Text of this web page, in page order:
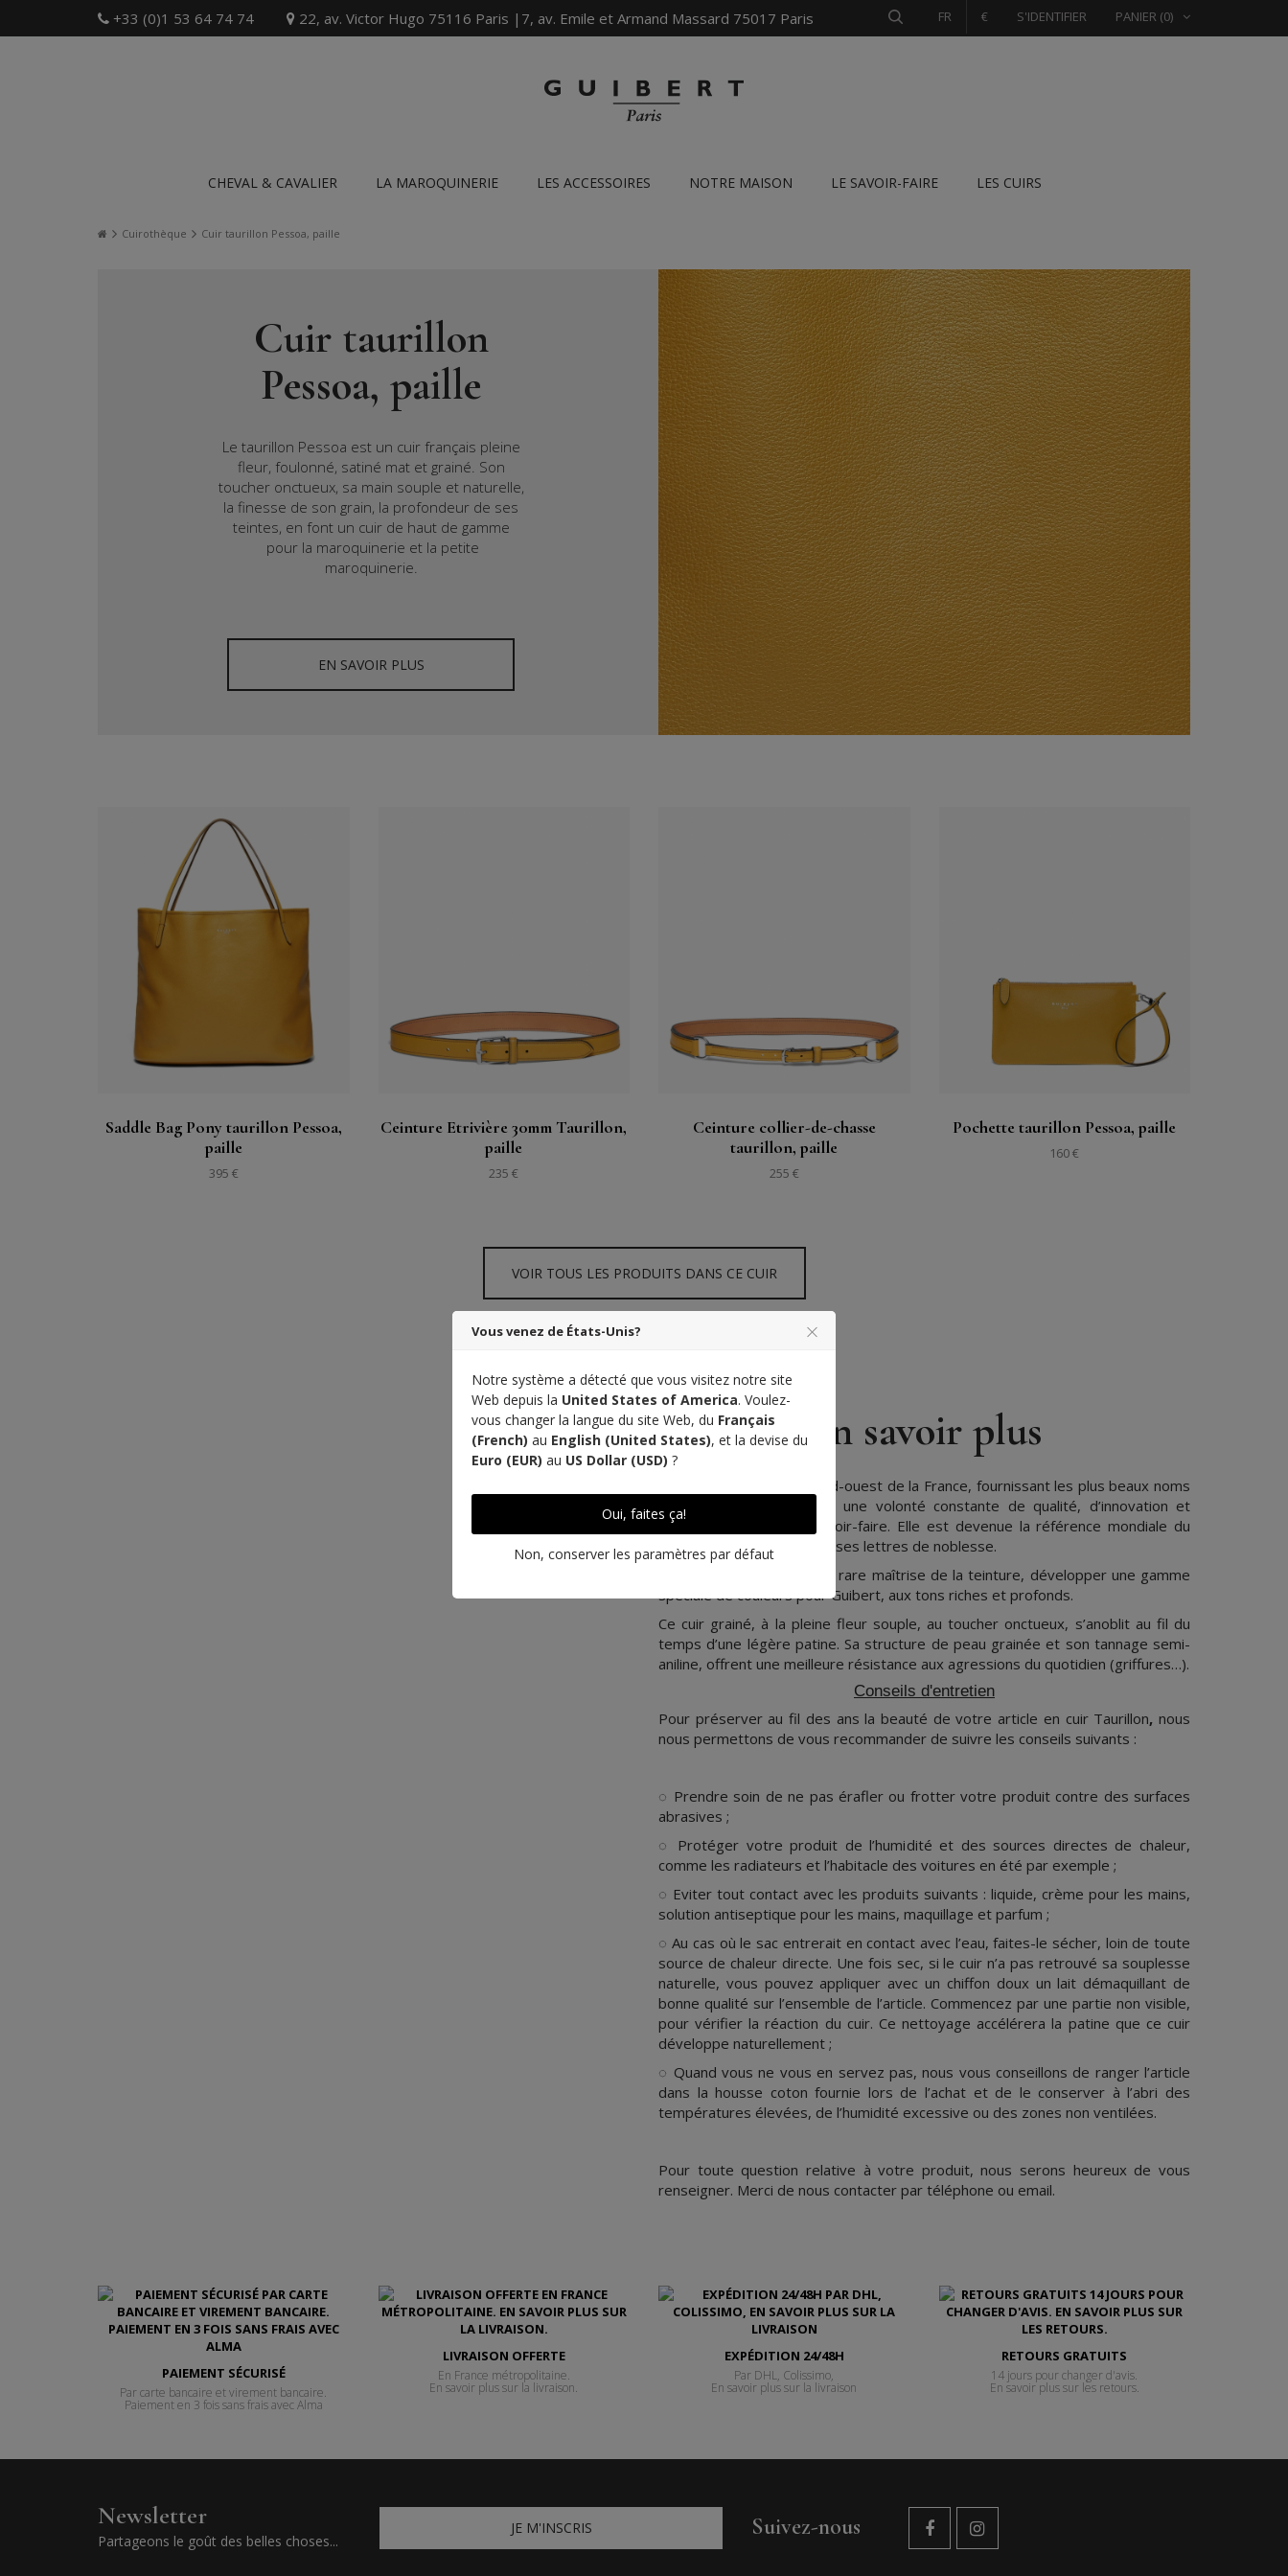
+33 (0)1 53 64 74 74 22, av. Victor Hugo 75116 Paris |7, av. Emile et Armand Massard 75017 Paris PANIER (0)
S'IDENTIFIER
€
FR
CHEVAL & CAVALIER LA MAROQUINERIE LES ACCESSOIRES NOTRE MAISON LE SAVOIR-FAIRE LES CUIRS
Cuirothèque Cuir taurillon Pessoa, paille
Cuir taurillon
Pessoa, paille
Le taurillon Pessoa est un cuir français pleine
fleur, foulonné, satiné mat et grainé. Son
toucher onctueux, sa main souple et naturelle,
la finesse de son grain, la profondeur de ses
teintes, en font un cuir de haut de gamme
pour la maroquinerie et la petite
maroquinerie.
agressions du quotidien (griffures etc.). Il se
patinera légèrement avec le temps.
Nous avons développé avec le tanneur du
EN SAVOIR PLUS
Saddle Bag Pony taurillon Pessoa,
paille
395 €
Voir
Ceinture Etrivière 30mm Taurillon,
paille
235 €
Voir Acheter
Ceinture collier-de-chasse
taurillon, paille
255 €
Acheter
Pochette taurillon Pessoa, paille
160 €
VOIR TOUS LES PRODUITS DANS CE CUIR
En savoir plus
Créée en 1927 dans le sud-ouest de la France, fournissant les plus beaux noms
du luxe, cette tannerie a une volonté constante de qualité, d’innovation et
d’amélioration de son savoir-faire. Elle est devenue la référence mondiale du
taurillon, à qui elle a donné ses lettres de noblesse.
Nous avons pu grâce à sa rare maîtrise de la teinture, développer une gamme
spéciale de couleurs pour Guibert, aux tons riches et profonds.
Ce cuir grainé, à la pleine fleur souple, au toucher onctueux, s’anoblit au fil du
temps d’une légère patine. Sa structure de peau grainée et son tannage semi-
aniline, offrent une meilleure résistance aux agressions du quotidien (griffures…).
Conseils d'entretien
Pour préserver au fil des ans la beauté de votre article en cuir Taurillon,nous
nous permettons de vous recommander de suivre les conseils suivants :
◌ Prendre soin de ne pas érafler ou frotter votre produit contre des surfaces
abrasives ;
◌ Protéger votre produit de l’humidité et des sources directes de chaleur,
comme les radiateurs et l’habitacle des voitures en été par exemple ;
◌ Eviter tout contact avec les produits suivants : liquide, crème pour les mains,
solution antiseptique pour les mains, maquillage et parfum ;
◌ Au cas où le sac entrerait en contact avec l’eau, faites-le sécher, loin de toute
source de chaleur directe. Une fois sec, si le cuir n’a pas retrouvé sa souplesse
naturelle, vous pouvez appliquer avec un chiffon doux un lait démaquillant de
bonne qualité sur l’ensemble de l’article. Commencez par une partie non visible,
pour vérifier la réaction du cuir. Ce nettoyage accélérera la patine que ce cuir
développe naturellement ;
◌ Quand vous ne vous en servez pas, nous vous conseillons de ranger l’article
dans la housse coton fournie lors de l’achat et de le conserver à l’abri des
températures élevées, de l’humidité excessive ou des zones non ventilées.
Pour toute question relative à votre produit, nous serons heureux de vous
renseigner. Merci de nous contacter par téléphone ou email.
PAIEMENT SÉCURISÉ
Par carte bancaire et virement bancaire.
Paiement en 3 fois sans frais avec Alma
LIVRAISON OFFERTE
En France métropolitaine.
En savoir plus sur la livraison.
EXPÉDITION 24/48H
Par DHL, Colissimo,
En savoir plus sur la livraison
RETOURS GRATUITS
14 jours pour changer d'avis.
En savoir plus sur les retours.
Newsletter
Partageons le goût des belles choses...
JE M'INSCRIS Suivez-nous
Vous venez de États-Unis?
Notre système a détecté que vous visitez notre site
Web depuis la United States of America. Voulez-
vous changer la langue du site Web, du Français
(French) au English (United States), et la devise du
Euro (EUR) au US Dollar (USD) ?
Oui, faites ça!
Non, conserver les paramètres par défaut